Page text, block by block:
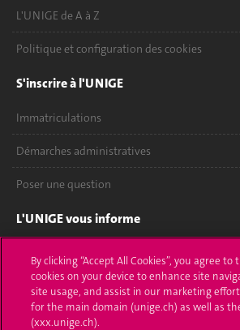
L'UNIGE de A à Z
Politique et configuration des cookies
S'inscrire à l'UNIGE
Immatriculations
Démarches administratives
Poser une question
L'UNIGE vous informe
UNIGE Mobile
Médias
Offres d'emploi
By clicking “Accept All Cookies”, you agree
cookies on your device to enhance site
site usage, and assist in our marketing
for the main domain (unige.ch) as well as
(xxx.unige.ch).